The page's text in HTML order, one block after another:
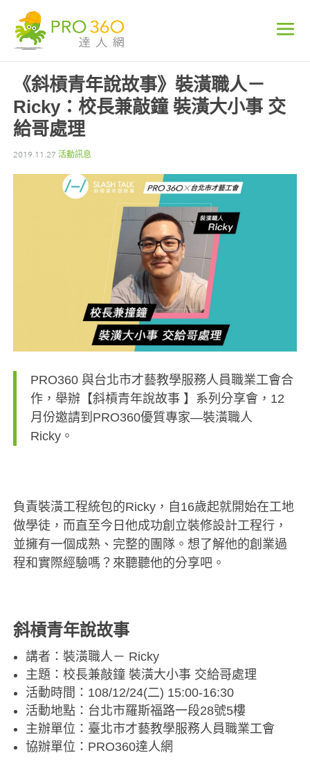
《斜槓青年說故事》裝潢職人－
Ricky：校長兼敲鐘 裝潢大小事 交
給哥處理
2019.11.27 活動訊息
PRO360 與台北市才藝教學服務人員職業工會合
作，舉辦【斜槓青年說故事 】系列分享會，12
月份邀請到PRO360優質專家—裝潢職人
Ricky。
負責裝潢工程統包的Ricky，自16歲起就開始在工地
做學徒，而直至今日他成功創立裝修設計工程行，
並擁有一個成熟、完整的團隊。想了解他的創業過
程和實際經驗嗎？來聽聽他的分享吧。
斜槓青年說故事
講者：裝潢職人－ Ricky
主題：校長兼敲鐘 裝潢大小事 交給哥處理
活動時間：108/12/24(二) 15:00-16:30
活動地點：台北市羅斯福路一段28號5樓
主辦單位：臺北市才藝教學服務人員職業工會
協辦單位：PRO360達人網